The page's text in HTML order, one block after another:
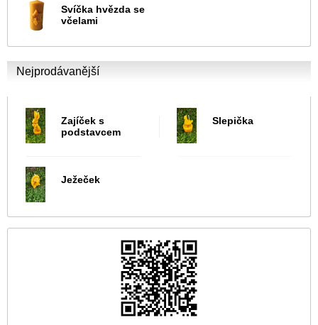
Svíčka hvězda se
včelami
Nejprodávanější
Zajíček s
podstavcem
Slepička
Ježeček